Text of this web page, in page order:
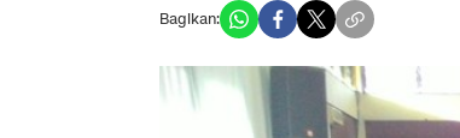
Bagikan: